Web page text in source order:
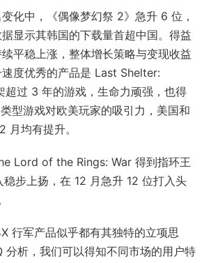
化中，《偶像梦幻祭 2》急升 6 位，
显示其韩国的下载量首超中国。得益
平稳上涨，整体增长策略与变现收益
度优秀的产品是 Last Shelter:
超过 3 年的游戏，生命力顽强，也得
型游戏对欧美玩家的吸引力，美国和
月均有提升。
Lord of the Rings: War 得到指环王
稳步上扬，在 12 月急升 12 位打入头
行军产品似乎都有其独特的立项思
分析，我们可以得知不同市场的用户特